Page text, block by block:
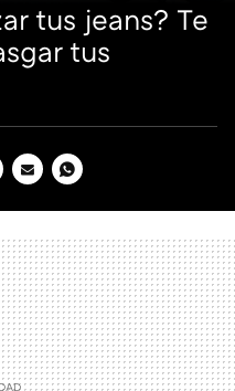
tus jeans? Te
tus